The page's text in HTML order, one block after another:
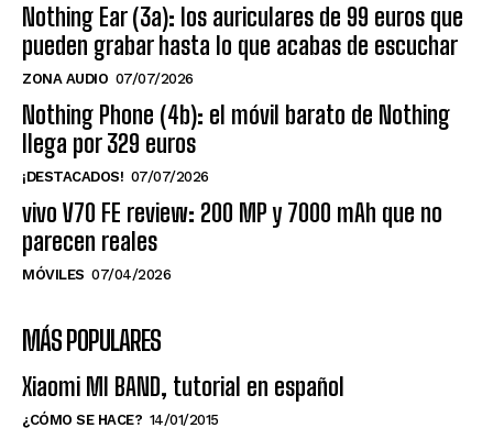
Nothing Ear (3a): los auriculares de 99 euros que
pueden grabar hasta lo que acabas de escuchar
ZONA AUDIO 07/07/2026
Nothing Phone (4b): el móvil barato de Nothing
llega por 329 euros
¡DESTACADOS! 07/07/2026
vivo V70 FE review: 200 MP y 7000 mAh que no
parecen reales
MÓVILES 07/04/2026
MÁS POPULARES
Xiaomi MI BAND, tutorial en español
¿CÓMO SE HACE? 14/01/2015